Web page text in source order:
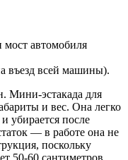
мост автомобиля
въезд всей машины).
Мини-эстакада для
и вес. Она легко
убирается после
— в работе она не
поскольку
50-60 сантиметров.